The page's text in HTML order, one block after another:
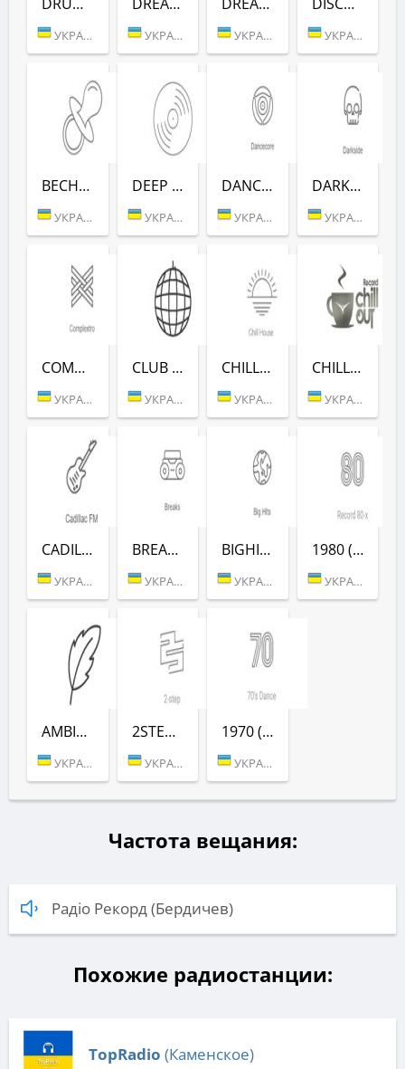
УКРАИНА (БЕРДИЧЕВ) УКРАИНА (БЕРДИЧЕВ) УКРАИНА (БЕРДИЧЕВ) УКРАИНА (БЕРДИЧЕВ)
ВЕСНУШКА FM (РАДІО РЕКОРД)
УКРАИНА (БЕРДИЧЕВ)
DEEP (РАДІО РЕКОРД)
УКРАИНА (БЕРДИЧЕВ)
DANCE CORE (РАДІО РЕКОРД)
УКРАИНА (БЕРДИЧЕВ)
DARKSIDE (РАДІО РЕКОРД)
УКРАИНА (БЕРДИЧЕВ)
COMPLEXTRO (РАДІО РЕКОРД)
УКРАИНА (БЕРДИЧЕВ)
CLUB (РАДІО РЕКОРД)
УКРАИНА (БЕРДИЧЕВ)
CHILL HOUSE (РАДІО РЕКОРД)
УКРАИНА (БЕРДИЧЕВ)
CHILLOUT (РАДІО РЕКОРД)
УКРАИНА (БЕРДИЧЕВ)
CADILLAC (РАДІО РЕКОРД)
УКРАИНА (БЕРДИЧЕВ)
BREAKS (РАДІО РЕКОРД)
УКРАИНА (БЕРДИЧЕВ)
BIGHITS (РАДІО РЕКОРД)
УКРАИНА (БЕРДИЧЕВ)
1980 (РАДІО РЕКОРД)
УКРАИНА (БЕРДИЧЕВ)
AMBIENT (РАДІО РЕКОРД)
УКРАИНА (БЕРДИЧЕВ)
2STEP (РАДІО РЕКОРД)
УКРАИНА (БЕРДИЧЕВ)
1970 (РАДІО РЕКОРД)
УКРАИНА (БЕРДИЧЕВ)
Частота вещания:
Радіо Рекорд (Бердичев)
Похожие радиостанции:
TopRadio (Каменское)